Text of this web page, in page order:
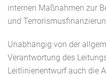
internen Maßnahmen zur
und
Unabhängig von der
Verantwortung des
Leitlinienentwurf auch die